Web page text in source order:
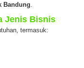
Bandung.
Jenis Bisnis
termasuk: